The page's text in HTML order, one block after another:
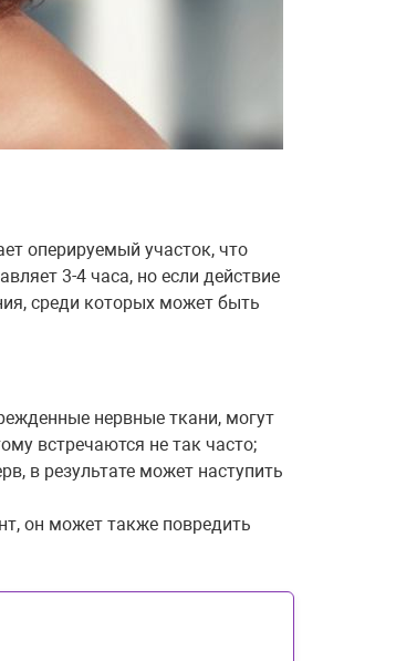
оперируемый участок, что
3-4 часа, но если действие
среди которых может быть
нервные ткани, могут
встречаются не так часто;
в результате может наступить
он может также повредить